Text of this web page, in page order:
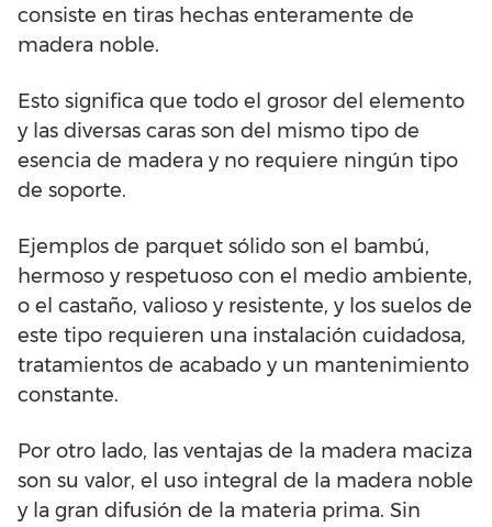
consiste en tiras hechas enteramente de
madera noble.
Esto significa que todo el grosor del elemento
y las diversas caras son del mismo tipo de
esencia de madera y no requiere ningún tipo
de soporte.
Ejemplos de parquet sólido son el bambú,
hermoso y respetuoso con el medio ambiente,
o el castaño, valioso y resistente, y los suelos de
este tipo requieren una instalación cuidadosa,
tratamientos de acabado y un mantenimiento
constante.
Por otro lado, las ventajas de la madera maciza
son su valor, el uso integral de la madera noble
y la gran difusión de la materia prima. Sin